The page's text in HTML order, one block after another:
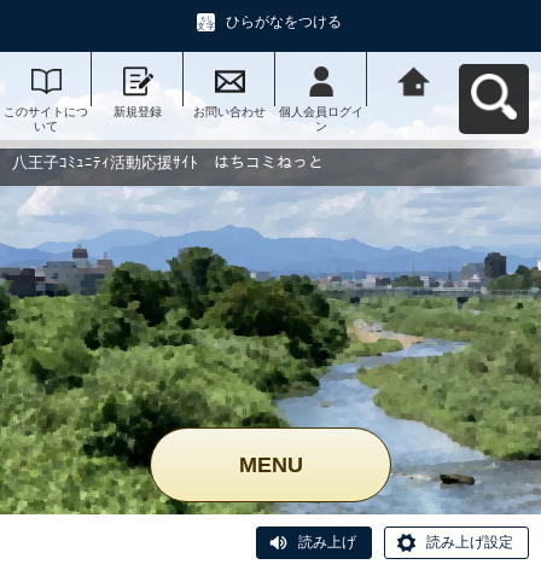
ひらがなをつける
このサイトにつ
いて
新規登録 お問い合わせ
個人会員ログイ
ン
動応援ｻｲﾄ はち
コミねっとへ戻
八王子ｺﾐｭﾆﾃｨ活動応援ｻｲﾄ はちコミねっと
MENU
読み上げ 読み上げ設定